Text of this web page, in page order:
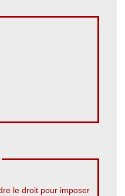
le droit pour imposer